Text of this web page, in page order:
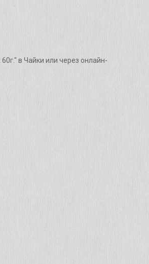
в Чайки или через онлайн-